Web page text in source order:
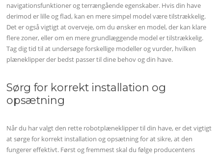
navigationsfunktioner og terrængående egenskaber. Hvis din have
derimod er lille og flad, kan en mere simpel model være tilstrækkelig.
Det er også vigtigt at overveje, om du ønsker en model, der kan klare
flere zoner, eller om en mere grundlæggende model er tilstrækkelig.
Tag dig tid til at undersøge forskellige modeller og vurder, hvilken
plæneklipper der bedst passer til dine behov og din have.
Sørg for korrekt installation og
opsætning
Når du har valgt den rette robotplæneklipper til din have, er det vigtigt
at sørge for korrekt installation og opsætning for at sikre, at den
fungerer effektivt. Først og fremmest skal du følge producentens